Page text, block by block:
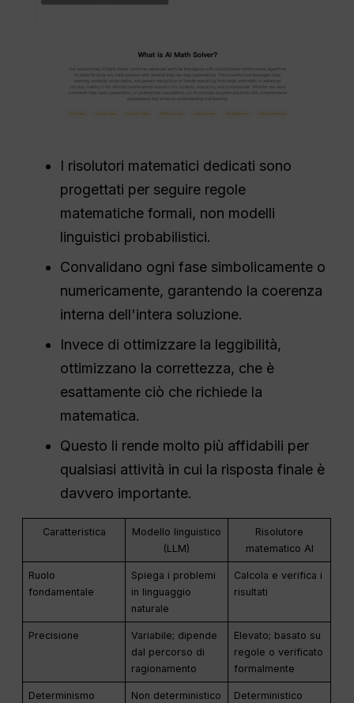
I risolutori matematici dedicati sono
progettati per seguire regole
matematiche formali, non modelli
linguistici probabilistici.
Convalidano ogni fase simbolicamente o
numericamente, garantendo la coerenza
interna dell'intera soluzione.
Invece di ottimizzare la leggibilità,
ottimizzano la correttezza, che è
esattamente ciò che richiede la
matematica.
Questo li rende molto più affidabili per
qualsiasi attività in cui la risposta finale è
davvero importante.
Caratteristica
Modello linguistico
(LLM)
Risolutore
matematico AI
Ruolo
fondamentale
Spiega i problemi
in linguaggio
naturale
Calcola e verifica i
risultati
Precisione
Variabile; dipende
dal percorso di
ragionamento
Elevato; basato su
regole o verificato
formalmente
Determinismo
Non deterministico
Deterministico